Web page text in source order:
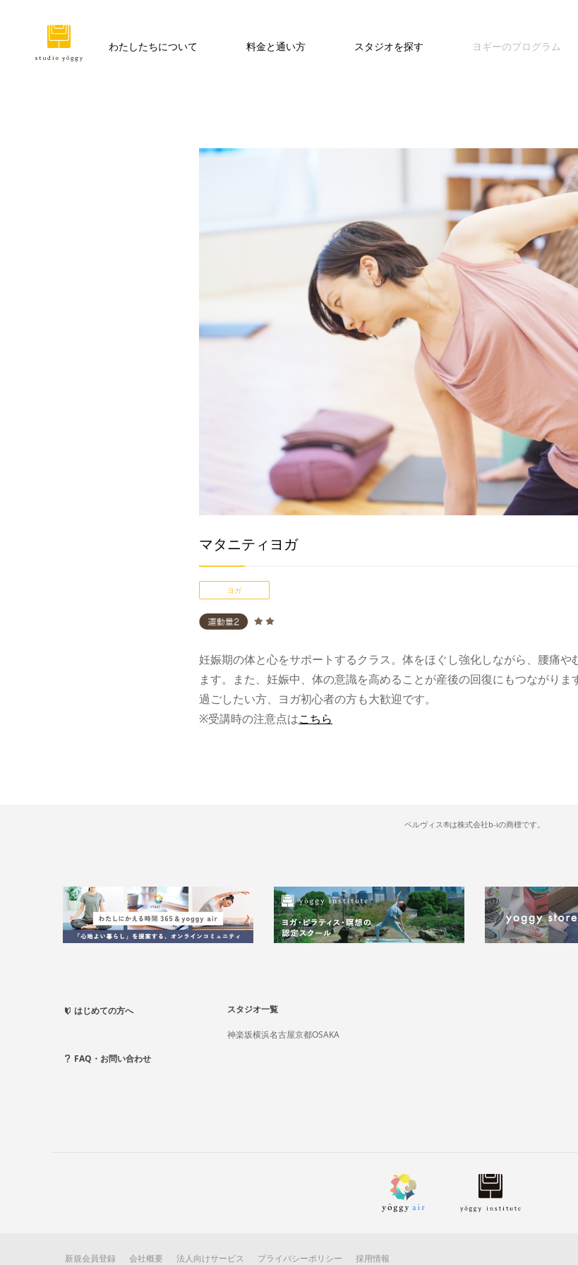
わたしたちについて 料金と通い方 スタジオを探す ヨギーのプログラム
マタニティヨガ
ヨガ
妊娠期の体と心をサポートするクラス。体をほぐし強化しながら、腰痛や
ます。また、妊娠中、体の意識を高めることが産後の回復にもつながりま
過ごしたい方、ヨガ初心者の方も大歓迎です。
※受講時の注意点はこちら
ペルヴィス®は株式会社b-iの商標です。
はじめての方へ
FAQ・お問い合わせ
スタジオ一覧
神楽坂横浜名古屋京都OSAKA
新規会員登録 会社概要 法人向けサービス プライバシーポリシー 採用情報